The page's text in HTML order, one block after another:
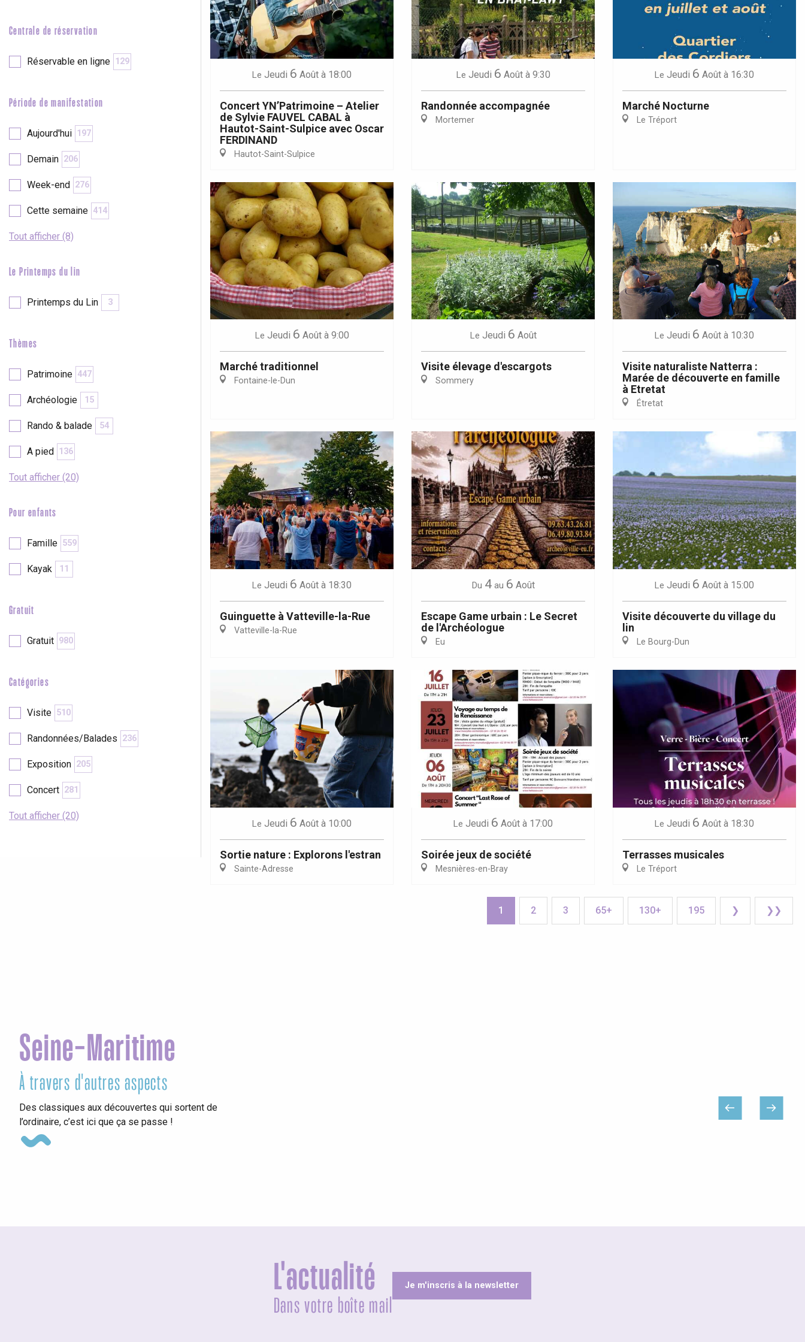
Duclair
Forges-les-Eaux
Neufchâtel-en-Bray
Paris 1h30
Centrale de réservation
Réservable en ligne 129
Période de manifestation
Aujourd'hui 197
Demain 206
Week-end 276
Cette semaine 414
Tout afficher (8)
Le Printemps du lin
Printemps du Lin 3
Thèmes
Patrimoine 447
Archéologie 15
Rando & balade 54
A pied 136
Tout afficher (20)
Pour enfants
Famille 559
Kayak 11
Gratuit
Gratuit 980
Catégories
Visite 510
Randonnées/Balades 236
Exposition 205
Concert 281
Tout afficher (20)
Le Jeudi 6 Août à 18:00
Concert YN’Patrimoine – Atelier
de Sylvie FAUVEL CABAL à
Hautot-Saint-Sulpice avec Oscar
FERDINAND
Hautot-Saint-Sulpice
Le Jeudi 6 Août à 9:30
Randonnée accompagnée
Mortemer
Le Jeudi 6 Août à 16:30
Marché Nocturne
Le Tréport
Le Jeudi 6 Août à 9:00
Marché traditionnel
Fontaine-le-Dun
Le Jeudi 6 Août
Visite élevage d'escargots
Sommery
Le Jeudi 6 Août à 10:30
Visite naturaliste Natterra :
Marée de découverte en famille
à Etretat
Étretat
Le Jeudi 6 Août à 18:30
Guinguette à Vatteville-la-Rue
Vatteville-la-Rue
Du 4 au 6 Août
Escape Game urbain : Le Secret
de l'Archéologue
Eu
Le Jeudi 6 Août à 15:00
Visite découverte du village du
lin
Le Bourg-Dun
Le Jeudi 6 Août à 10:00
Sortie nature : Explorons l'estran
Sainte-Adresse
Le Jeudi 6 Août à 17:00
Soirée jeux de société
Mesnières-en-Bray
Le Jeudi 6 Août à 18:30
Terrasses musicales
Le Tréport
1 2 3 65+ 130+ 195 ❯ ❯❯
Seine-Maritime
À travers d'autres aspects
Des classiques aux découvertes qui sortent de
l’ordinaire, c’est ici que ça se passe !
L'actualité
Dans votre boîte mail
Je m'inscris à la newsletter